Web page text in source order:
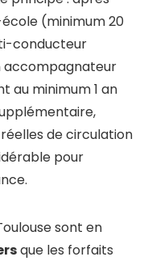
(minimum 20
conducteur
accompagnateur
au minimum 1 an
de circulation
pour
sont en
que les forfaits